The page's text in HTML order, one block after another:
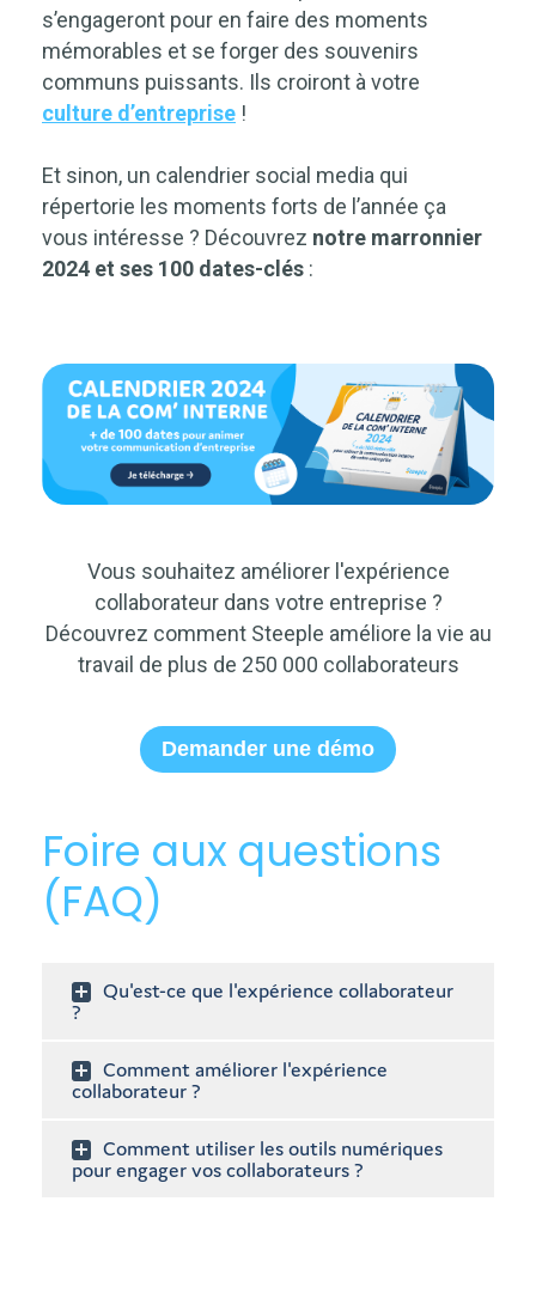
s’engageront pour en faire des moments
mémorables et se forger des souvenirs
communs puissants. Ils croiront à votre
culture d’entreprise !
Et sinon, un calendrier social media qui
répertorie les moments forts de l’année ça
vous intéresse ? Découvrez notre marronnier
2024 et ses 100 dates-clés :
Vous souhaitez améliorer l'expérience
collaborateur dans votre entreprise ?
Découvrez comment Steeple améliore la vie au
travail de plus de 250 000 collaborateurs
Demander une démo
Foire aux questions
(FAQ)
Qu'est-ce que l'expérience collaborateur
?
Comment améliorer l'expérience
collaborateur ?
Comment utiliser les outils numériques
pour engager vos collaborateurs ?